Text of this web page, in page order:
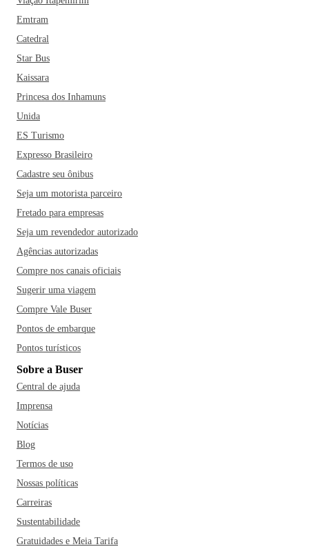
oferece inúmeras opções econômicas e confortáveis de
hospedagem! Já fez as suas malas?
Emtram
Catedral
Star Bus
Kaissara
Princesa dos Inhamuns
Unida
ES Turismo
Expresso Brasileiro
Cadastre seu ônibus
Seja um motorista parceiro
Fretado para empresas
Seja um revendedor autorizado
Agências autorizadas
Compre nos canais oficiais
Sugerir uma viagem
Compre Vale Buser
Pontos de embarque
Pontos turísticos
Sobre a Buser
Central de ajuda
Imprensa
Notícias
Blog
Termos de uso
Nossas políticas
Carreiras
Sustentabilidade
Gratuidades e Meia Tarifa